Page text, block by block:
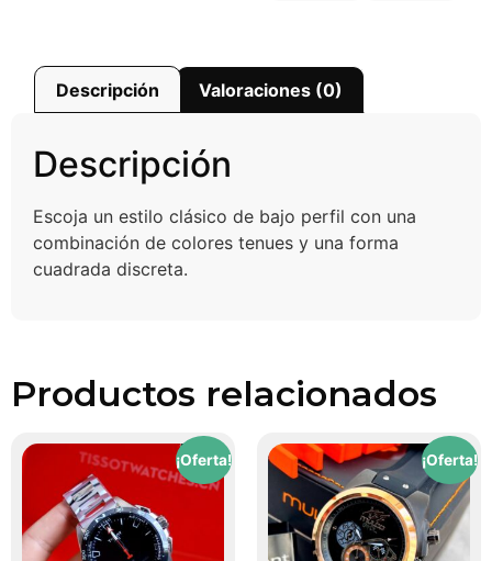
Descripción Valoraciones (0)
Descripción
Escoja un estilo clásico de bajo perfil con una
combinación de colores tenues y una forma
cuadrada discreta.
Productos relacionados
¡Oferta! ¡Oferta!